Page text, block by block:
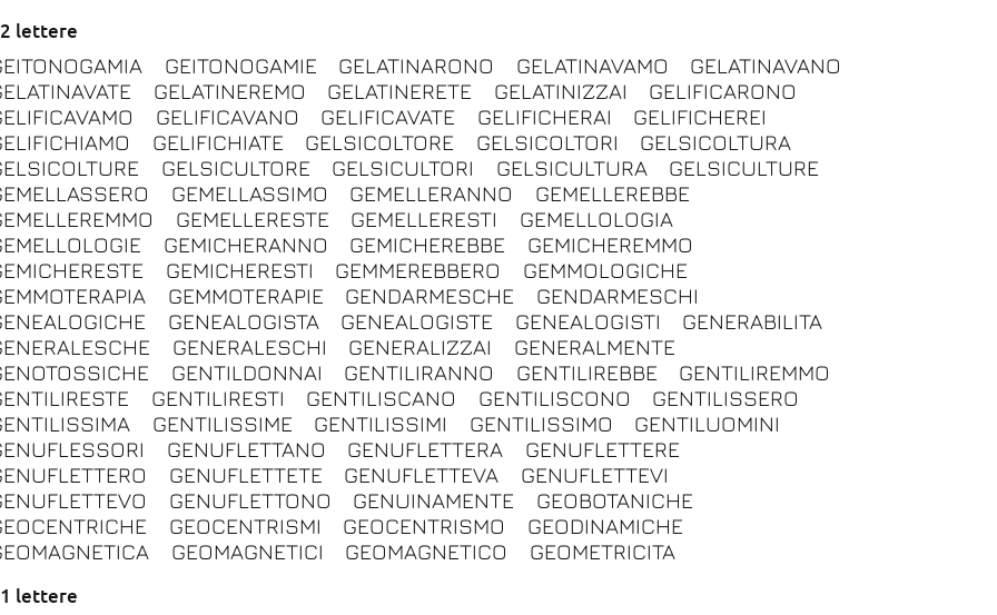
lettere
GEITONOGAMIE GELATINARONO GELATINAVAMO
GELATINAVANO
GELATINEREMO GELATINERETE GELATINIZZAI
GELIFICARONO
GELIFICAVANO GELIFICAVATE GELIFICHERAI
GELIFICHEREI
GELIFICHIATE GELSICOLTORE GELSICOLTORI
GELSICOLTURA
GELSICULTORE GELSICULTORI GELSICULTURA
GELSICULTURE
GEMELLASSIMO GEMELLERANNO
GEMELLEREBBE
GEMELLERESTE GEMELLERESTI
GEMELLOLOGIA
GEMICHERANNO GEMICHEREBBE
GEMICHEREMMO
GEMICHERESTI GEMMEREBBERO
GEMMOLOGICHE
GEMMOTERAPIE GENDARMESCHE
GENDARMESCHI
GENEALOGISTA GENEALOGISTE GENEALOGISTI
GENERABILITA
GENERALESCHI GENERALIZZAI
GENERALMENTE
GENTILDONNAI GENTILIRANNO GENTILIREBBE
GENTILIREMMO
GENTILIRESTI GENTILISCANO GENTILISCONO
GENTILISSERO
GENTILISSIME GENTILISSIMI GENTILISSIMO
GENTILUOMINI
GENUFLETTANO GENUFLETTERA
GENUFLETTERE
GENUFLETTETE GENUFLETTEVA
GENUFLETTEVI
GENUFLETTONO GENUINAMENTE
GEOBOTANICHE
GEOCENTRISMI GEOCENTRISMO
GEODINAMICHE
GEOMAGNETICI GEOMAGNETICO
GEOMETRICITA
lettere